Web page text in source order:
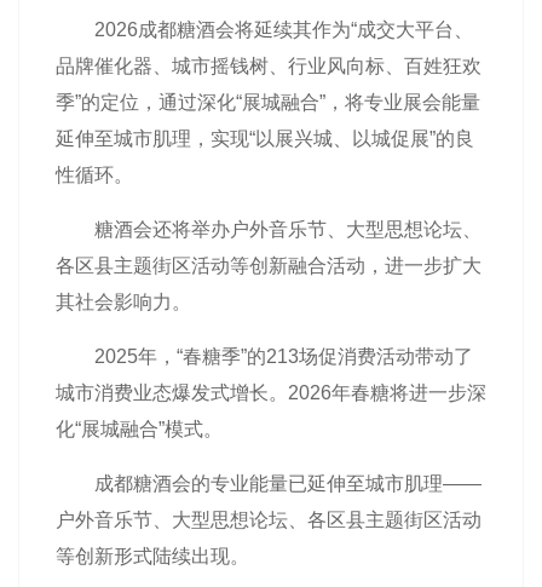
2026成都糖酒会将延续其作为“成交大平台、
品牌催化器、城市摇钱树、行业风向标、百姓狂欢
季”的定位，通过深化“展城融合”，将专业展会能量
延伸至城市肌理，实现“以展兴城、以城促展”的良
性循环。
糖酒会还将举办户外音乐节、大型思想论坛、
各区县主题街区活动等创新融合活动，进一步扩大
其社会影响力。
2025年，“春糖季”的213场促消费活动带动了
城市消费业态爆发式增长。2026年春糖将进一步深
化“展城融合”模式。
成都糖酒会的专业能量已延伸至城市肌理——
户外音乐节、大型思想论坛、各区县主题街区活动
等创新形式陆续出现。